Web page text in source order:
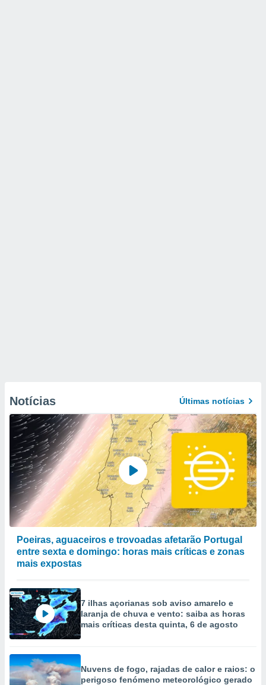
Notícias Últimas notícias
Poeiras, aguaceiros e trovoadas afetarão Portugal
entre sexta e domingo: horas mais críticas e zonas
mais expostas
7 ilhas açorianas sob aviso amarelo e
laranja de chuva e vento: saiba as horas
mais críticas desta quinta, 6 de agosto
Nuvens de fogo, rajadas de calor e raios: o
perigoso fenómeno meteorológico gerado